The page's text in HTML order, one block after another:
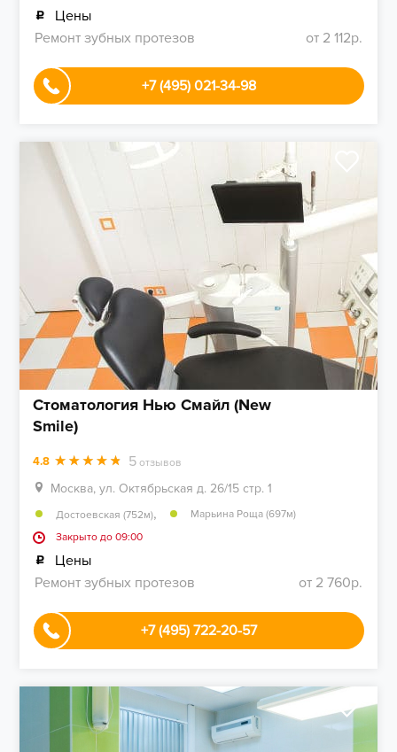
Цены
Ремонт зубных протезов
от 2 112р.
+7 (495) 021-34-98
Стоматология Нью Смайл (New
Smile)
4.8 5 отзывов
Москва, ул. Октябрьская д. 26/15 стр. 1
Достоевская (752м),
Марьина Роща (697м)
Закрыто до 09:00
Цены
Ремонт зубных протезов
от 2 760р.
+7 (495) 722-20-57